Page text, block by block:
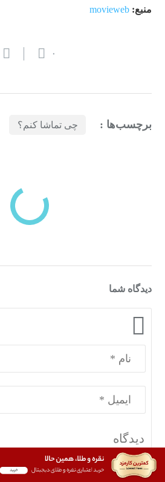
منبع: movieweb
۰
برچسب‌ها : چی تماشا کنم؟
دسته‌بندی‌های منتخب برای شما
دیدگاه شما